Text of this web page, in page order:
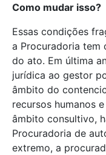
Como mudar isso?
Essas condições
a Procuradoria tem
do ato. Em última
jurídica ao gestor
âmbito do
recursos humanos
âmbito consultivo,
Procuradoria de
extremo, a